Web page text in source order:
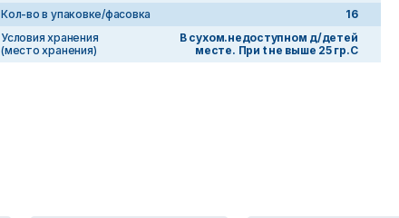
Кол-во в упаковке/фасовка
16
Условия хранения
(место хранения)
В сухом.недоступном д/детей
месте. При t не выше 25 гр.С